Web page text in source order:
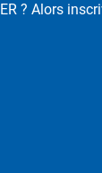
? Alors